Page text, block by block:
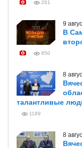
261
9
В
850
8
талантливые
1189
8